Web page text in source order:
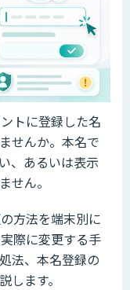
トに登録した名
せんか。本名で
、あるいは表示
せん。
方法を端末別に
際に変更する手
法、本名登録の
します。